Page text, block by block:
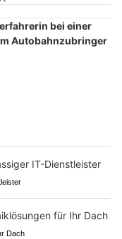
bei einer
Autobahnzubringer
Dach